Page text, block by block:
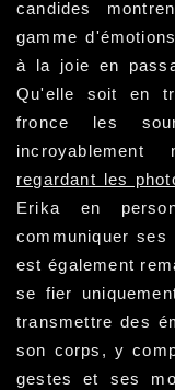
candides
gamme
à la joie en
Qu'elle soit en
fronce les
regardant les
Erika en
communiquer
est également
se fier
transmettre des
son corps, y
gestes et ses